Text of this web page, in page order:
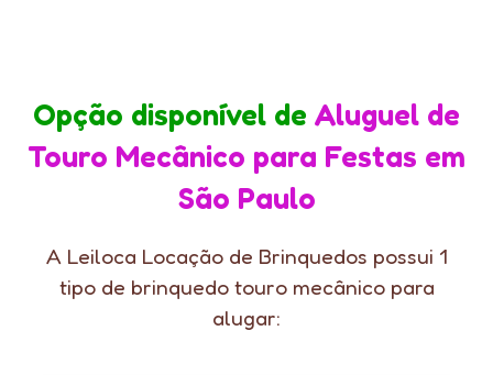
Opção disponível de Aluguel de
Touro Mecânico para Festas em
São Paulo
A Leiloca Locação de Brinquedos possui 1
tipo de brinquedo touro mecânico para
alugar: